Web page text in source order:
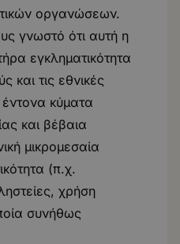
οργανώσεων.
γνωστό ότι αυτή η
εγκληματικότητα
και τις εθνικές
κύματα
και βέβαια
μικρομεσαία
(π.χ.
χρήση
συνήθως